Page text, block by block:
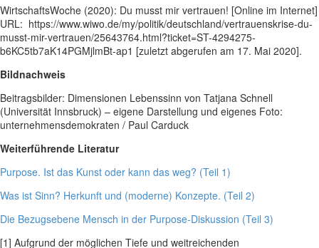
WirtschaftsWoche (2020): Du musst mir vertrauen! [Online im Internet]
URL: https://www.wiwo.de/my/politik/deutschland/vertrauenskrise-du-
musst-mir-vertrauen/25643764.html?ticket=ST-4294275-
b6KC5tb7aK14PGMjlmBt-ap1 [zuletzt abgerufen am 17. Mai 2020].
Bildnachweis
Beitragsbilder: Dimensionen Lebenssinn von Tatjana Schnell
(Universität Innsbruck) – eigene Darstellung und eigenes Foto:
unternehmensdemokraten / Paul Carduck
Weiterführende Literatur
Purpose. Ist das Kunst oder kann das weg? (Teil 1)
Was ist Sinn? Herkunft und (moderne) Konzepte. (Teil 2)
Die Bezugsebene Mensch in der Purpose-Diskussion (Teil 3)
[1] Aufgrund der möglichen Tiefe und weitreichenden